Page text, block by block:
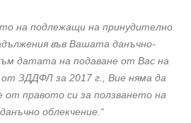
подлежащи на принудително
във Вашата данъчно-
датата на подаване от Вас на
от ЗДДФЛ за 2017 г., Вие няма да
от правото си за ползването на
облекчение.“